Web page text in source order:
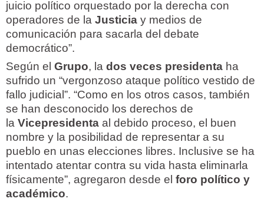
juicio político orquestado por la derecha con
operadores de la Justicia y medios de
comunicación para sacarla del debate
democrático”.
Según el Grupo, la dos veces presidenta ha
sufrido un “vergonzoso ataque político vestido de
fallo judicial”. “Como en los otros casos, también
se han desconocido los derechos de
la Vicepresidenta al debido proceso, el buen
nombre y la posibilidad de representar a su
pueblo en unas elecciones libres. Inclusive se ha
intentado atentar contra su vida hasta eliminarla
físicamente”, agregaron desde el foro político y
académico.